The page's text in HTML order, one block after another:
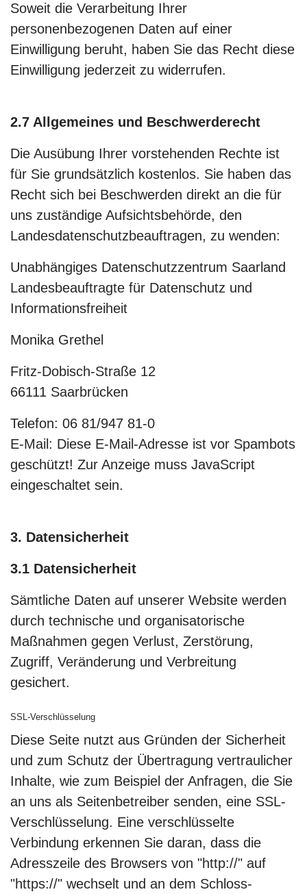
Soweit die Verarbeitung Ihrer
personenbezogenen Daten auf einer
Einwilligung beruht, haben Sie das Recht diese
Einwilligung jederzeit zu widerrufen.
2.7 Allgemeines und Beschwerderecht
Die Ausübung Ihrer vorstehenden Rechte ist
für Sie grundsätzlich kostenlos. Sie haben das
Recht sich bei Beschwerden direkt an die für
uns zuständige Aufsichtsbehörde, den
Landesdatenschutzbeauftragen, zu wenden:
Unabhängiges Datenschutzzentrum Saarland
Landesbeauftragte für Datenschutz und
Informationsfreiheit
Monika Grethel
Fritz-Dobisch-Straße 12
66111 Saarbrücken
Telefon: 06 81/947 81-0
E-Mail: Diese E-Mail-Adresse ist vor Spambots
geschützt! Zur Anzeige muss JavaScript
eingeschaltet sein.
3. Datensicherheit
3.1 Datensicherheit
Sämtliche Daten auf unserer Website werden
durch technische und organisatorische
Maßnahmen gegen Verlust, Zerstörung,
Zugriff, Veränderung und Verbreitung
gesichert.
SSL-Verschlüsselung
Diese Seite nutzt aus Gründen der Sicherheit
und zum Schutz der Übertragung vertraulicher
Inhalte, wie zum Beispiel der Anfragen, die Sie
an uns als Seitenbetreiber senden, eine SSL-
Verschlüsselung. Eine verschlüsselte
Verbindung erkennen Sie daran, dass die
Adresszeile des Browsers von "http://" auf
"https://" wechselt und an dem Schloss-